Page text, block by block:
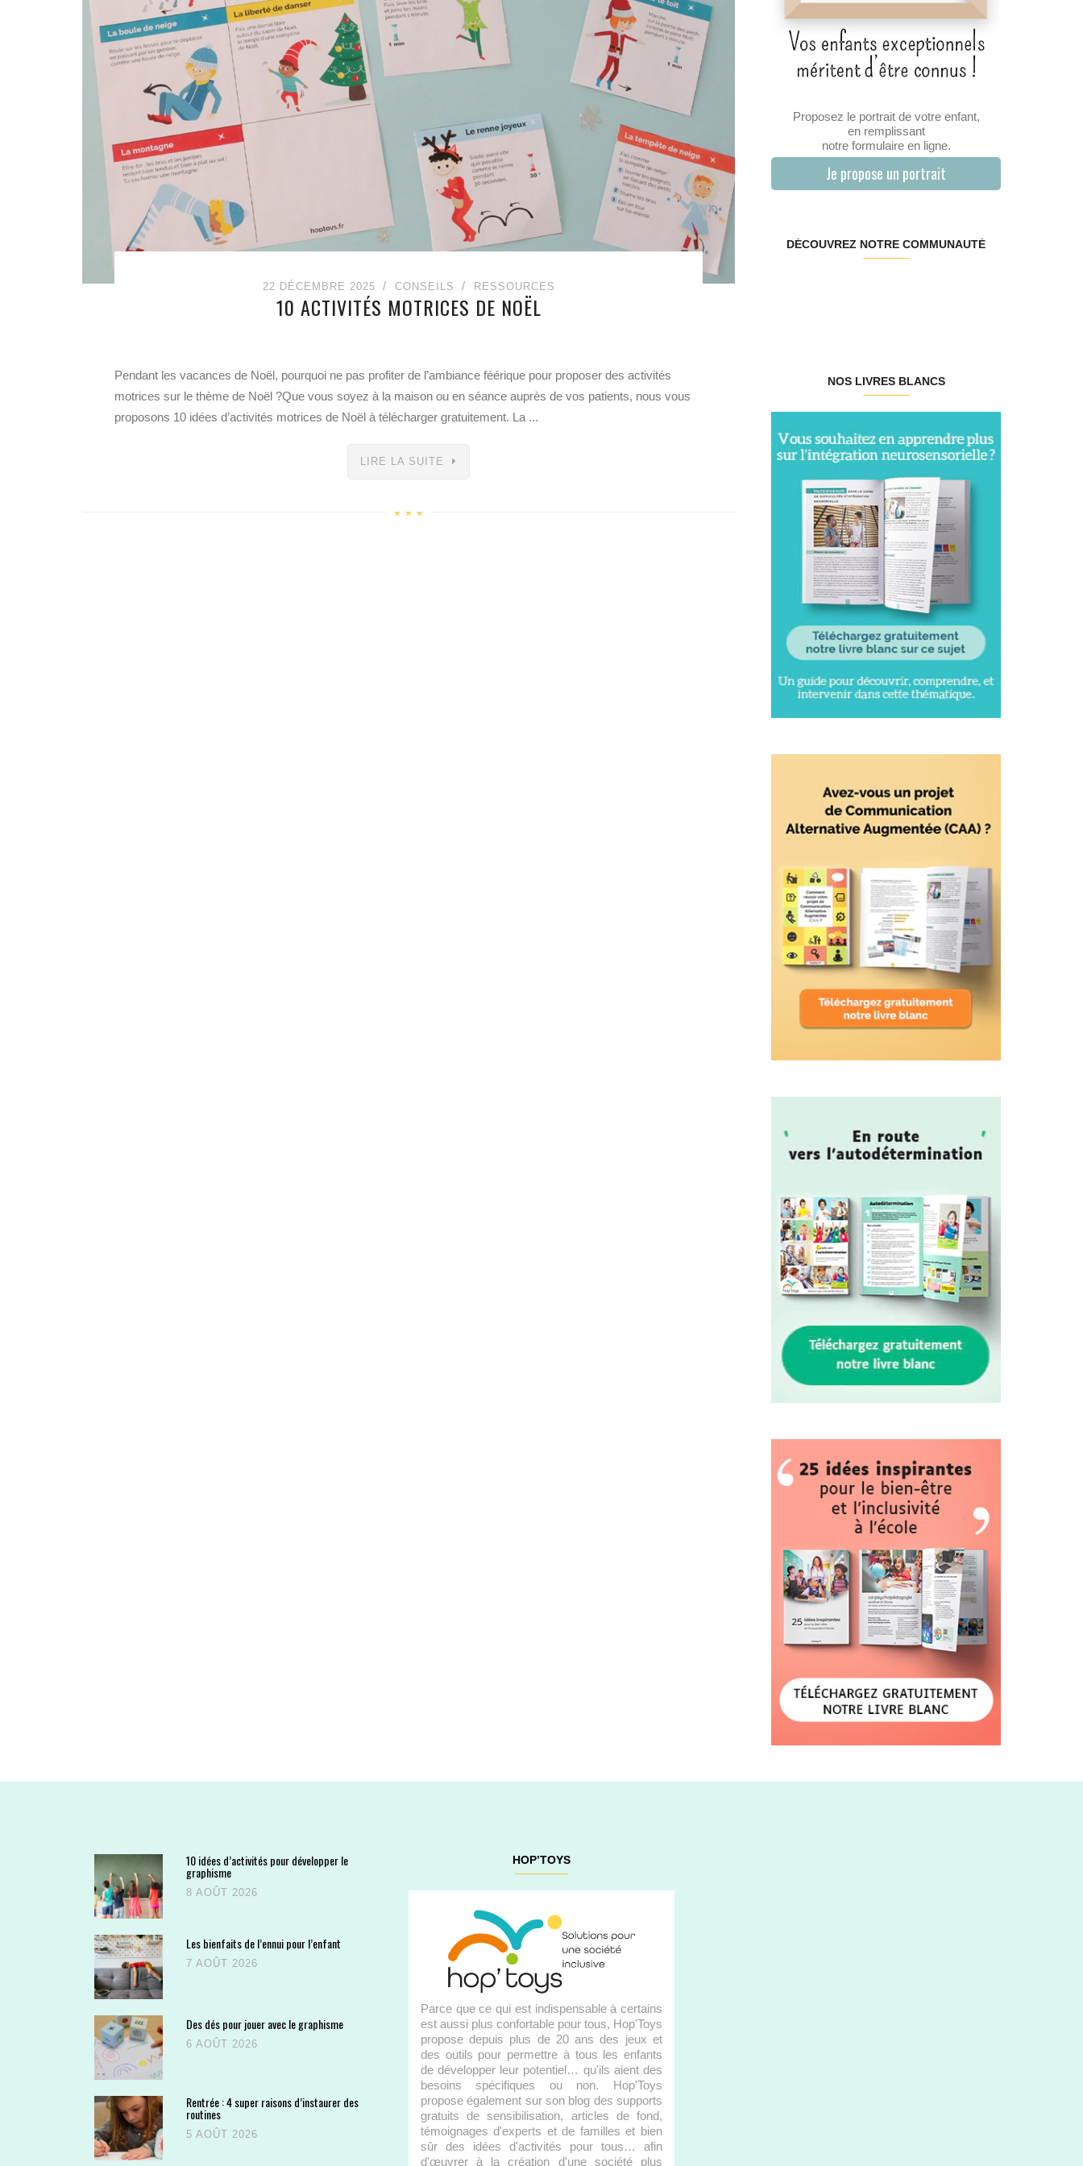
22 DÉCEMBRE 2025 CONSEILS RESSOURCES
10 ACTIVITÉS MOTRICES DE NOËL
Pendant les vacances de Noël, pourquoi ne pas profiter de l’ambiance féérique pour proposer des activités
motrices sur le thème de Noël ?Que vous soyez à la maison ou en séance auprès de vos patients, nous vous
proposons 10 idées d’activités motrices de Noël à télécharger gratuitement. La ...
LIRE LA SUITE
Proposez le portrait de votre enfant,
en remplissant
notre formulaire en ligne.
Je propose un portrait
DÉCOUVREZ NOTRE COMMUNAUTÉ
NOS LIVRES BLANCS
10 idées d’activités pour développer le
graphisme
8 AOÛT 2026
Les bienfaits de l’ennui pour l’enfant
7 AOÛT 2026
Des dés pour jouer avec le graphisme
6 AOÛT 2026
Rentrée : 4 super raisons d’instaurer des
routines
5 AOÛT 2026
HOP’TOYS
Parce que ce qui est indispensable à certains
est aussi plus confortable pour tous, Hop'Toys
propose depuis plus de 20 ans des jeux et
des outils pour permettre à tous les enfants
de développer leur potentiel… qu'ils aient des
besoins spécifiques ou non. Hop'Toys
propose également sur son blog des supports
gratuits de sensibilisation, articles de fond,
témoignages d'experts et de familles et bien
sûr des idées d'activités pour tous… afin
d'œuvrer à la création d'une société plus